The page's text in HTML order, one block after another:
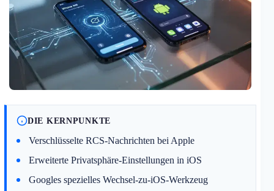
DIE KERNPUNKTE
Verschlüsselte RCS-Nachrichten bei Apple
Erweiterte Privatsphäre-Einstellungen in iOS
Googles spezielles Wechsel-zu-iOS-Werkzeug